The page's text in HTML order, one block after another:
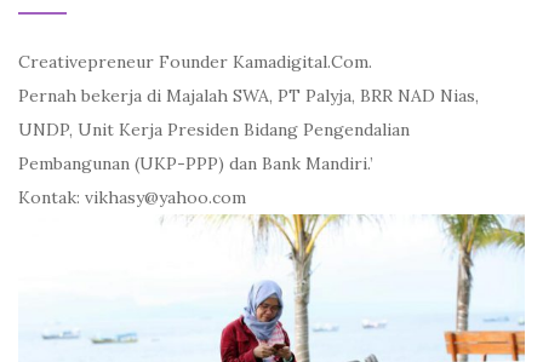
Creativepreneur Founder Kamadigital.Com.
Pernah bekerja di Majalah SWA, PT Palyja, BRR NAD Nias,
UNDP, Unit Kerja Presiden Bidang Pengendalian
Pembangunan (UKP-PPP) dan Bank Mandiri.’
Kontak: vikhasy@yahoo.com